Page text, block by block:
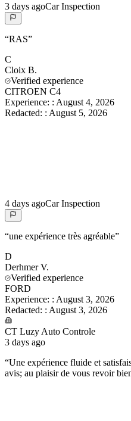
3 days agoCar Inspection
“RAS”
C
Cloix B.
Verified experience
CITROEN C4
Experience: : August 4, 2026
Redacted: : August 5, 2026
4 days agoCar Inspection
“une expérience très agréable”
D
Derhmer V.
Verified experience
FORD
Experience: : August 3, 2026
Redacted: : August 3, 2026
CT Luzy Auto Controle
3 days ago
“Une expérience fluide et
avis; au plaisir de vous revoir